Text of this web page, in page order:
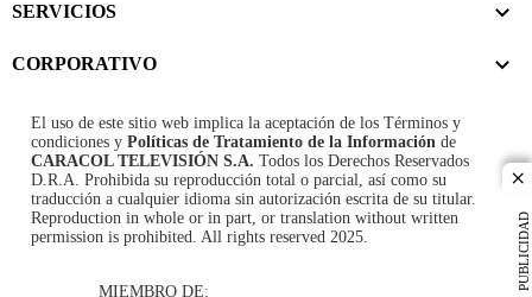
PUBLICIDAD
SERVICIOS
CORPORATIVO
El uso de este sitio web implica la aceptación de los Términos y
condiciones y Políticas de Tratamiento de la Información de
CARACOL TELEVISIÓN S.A. Todos los Derechos Reservados
D.R.A. Prohibida su reproducción total o parcial, así como su
traducción a cualquier idioma sin autorización escrita de su titular.
Reproduction in whole or in part, or translation without written
permission is prohibited. All rights reserved 2025.
MIEMBRO DE: